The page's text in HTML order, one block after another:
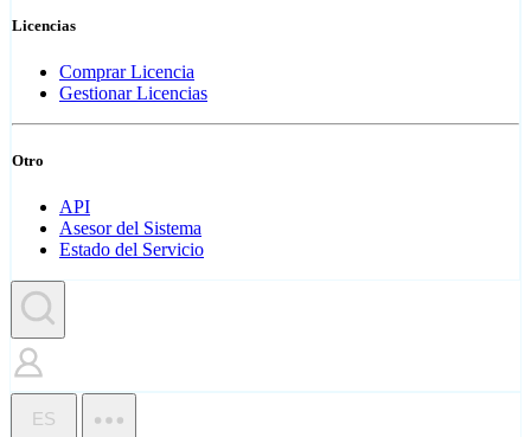
Licencias
Comprar Licencia
Gestionar Licencias
Otro
API
Asesor del Sistema
Estado del Servicio
ES